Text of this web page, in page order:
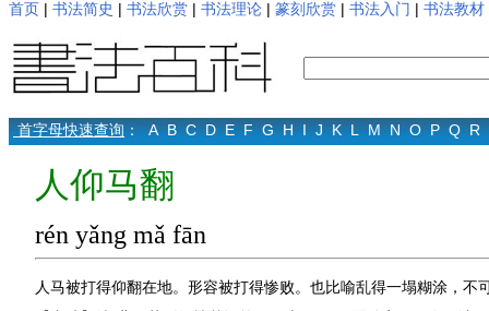
首页 | 书法简史 | 书法欣赏 | 书法理论 | 篆刻欣赏 | 书法入门 | 书法教材
首字母快速查询： A B C D E F G H I J K L M N O P Q R
人仰马翻
rén yǎng mǎ fān
人马被打得仰翻在地。形容被打得惨败。也比喻乱得一塌糊涂，不